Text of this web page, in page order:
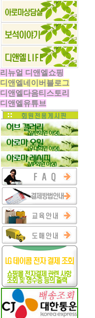
리뉴얼 디앤엘쇼핑
디앤엘네이버블로그
디앤엘다음티스토리
디앤엘유튜브